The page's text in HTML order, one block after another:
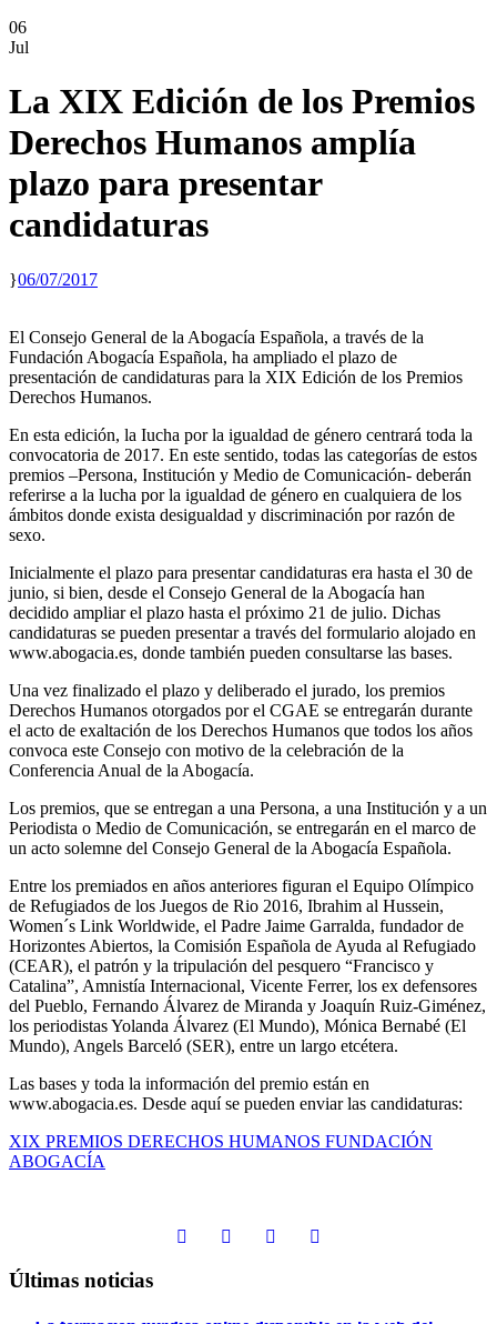
06
Jul
La XIX Edición de los Premios
Derechos Humanos amplía
plazo para presentar
candidaturas
06/07/2017
El Consejo General de la Abogacía Española, a través de la
Fundación Abogacía Española, ha ampliado el plazo de
presentación de candidaturas para la XIX Edición de los Premios
Derechos Humanos.
En esta edición, la Iucha por la igualdad de género centrará toda la
convocatoria de 2017. En este sentido, todas las categorías de estos
premios –Persona, Institución y Medio de Comunicación- deberán
referirse a la lucha por la igualdad de género en cualquiera de los
ámbitos donde exista desigualdad y discriminación por razón de
sexo.
Inicialmente el plazo para presentar candidaturas era hasta el 30 de
junio, si bien, desde el Consejo General de la Abogacía han
decidido ampliar el plazo hasta el próximo 21 de julio. Dichas
candidaturas se pueden presentar a través del formulario alojado en
www.abogacia.es, donde también pueden consultarse las bases.
Una vez finalizado el plazo y deliberado el jurado, los premios
Derechos Humanos otorgados por el CGAE se entregarán durante
el acto de exaltación de los Derechos Humanos que todos los años
convoca este Consejo con motivo de la celebración de la
Conferencia Anual de la Abogacía.
Los premios, que se entregan a una Persona, a una Institución y a un
Periodista o Medio de Comunicación, se entregarán en el marco de
un acto solemne del Consejo General de la Abogacía Española.
Entre los premiados en años anteriores figuran el Equipo Olímpico
de Refugiados de los Juegos de Rio 2016, Ibrahim al Hussein,
Women´s Link Worldwide, el Padre Jaime Garralda, fundador de
Horizontes Abiertos, la Comisión Española de Ayuda al Refugiado
(CEAR), el patrón y la tripulación del pesquero “Francisco y
Catalina”, Amnistía Internacional, Vicente Ferrer, los ex defensores
del Pueblo, Fernando Álvarez de Miranda y Joaquín Ruiz-Giménez,
los periodistas Yolanda Álvarez (El Mundo), Mónica Bernabé (El
Mundo), Angels Barceló (SER), entre un largo etcétera.
Las bases y toda la información del premio están en
www.abogacia.es. Desde aquí se pueden enviar las candidaturas:
XIX PREMIOS DERECHOS HUMANOS FUNDACIÓN
ABOGACÍA
Últimas noticias